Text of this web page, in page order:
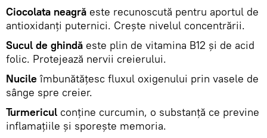
Ciocolata neagră este recunoscută pentru aportul de
antioxidanţi puternici. Creşte nivelul concentrării.
Sucul de ghindă este plin de vitamina B12 şi de acid
folic. Protejează nervii creierului.
Nucile îmbunătăţesc fluxul oxigenului prin vasele de
sânge spre creier.
Turmericul conține curcumin, o substanţă ce previne
inflamaţiile şi sporeşte memoria.